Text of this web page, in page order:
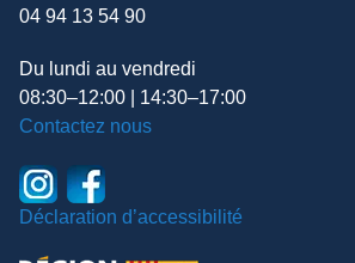
04 94 13 54 90
Du lundi au vendredi
08:30–12:00 | 14:30–17:00
Contactez nous
Déclaration d’accessibilité